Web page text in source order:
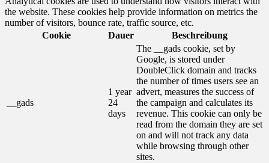
the website. These cookies help provide information on metrics the
number of visitors, bounce rate, traffic source, etc.
Cookie
Dauer Beschreibung
__gads
1 year
24
days
The __gads cookie, set by
Google, is stored under
DoubleClick domain and tracks
the number of times users see an
advert, measures the success of
the campaign and calculates its
revenue. This cookie can only be
read from the domain they are set
on and will not track any data
while browsing through other
sites.